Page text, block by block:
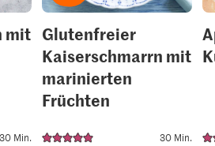
mit
30 Min.
Glutenfreier
Kaiserschmarrn mit
marinierten
Früchten
30 Min.